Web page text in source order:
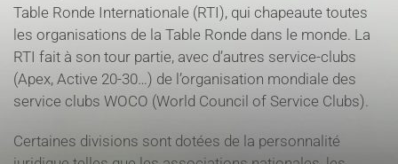
Table Ronde Internationale (RTI), qui chapeaute toutes
les organisations de la Table Ronde dans le monde. La
RTI fait à son tour partie, avec d’autres service-clubs
(Apex, Active 20-30…) de l’organisation mondiale des
service clubs WOCO (World Council of Service Clubs).
Certaines divisions sont dotées de la personnalité